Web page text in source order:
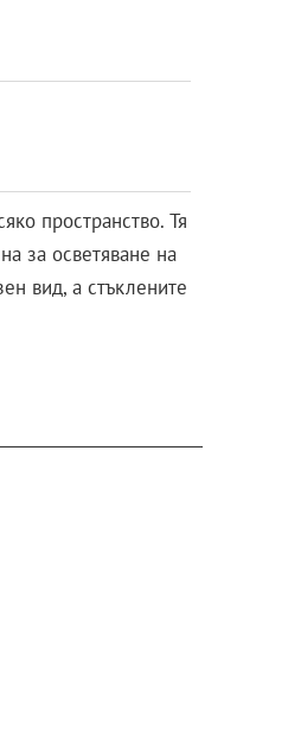
пространство. Тя
за осветяване на
вид, а стъклените